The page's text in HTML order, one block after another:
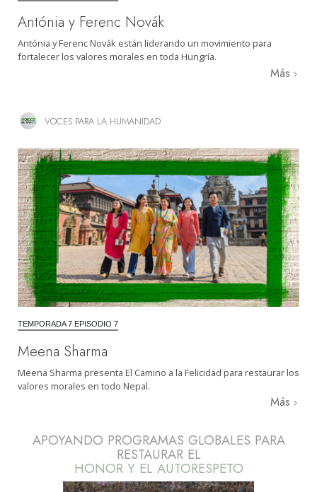
Antónia y Ferenc Novák
Antónia y Ferenc Novák están liderando un movimiento para
fortalecer los valores morales en toda Hungría.
Más
VOCES PARA LA HUMANIDAD
TEMPORADA 7 EPISODIO 7
Meena Sharma
Meena Sharma presenta El Camino a la Felicidad para restaurar los
valores morales en todo Nepal.
Más
APOYANDO PROGRAMAS GLOBALES PARA
RESTAURAR EL
HONOR Y EL AUTORESPETO